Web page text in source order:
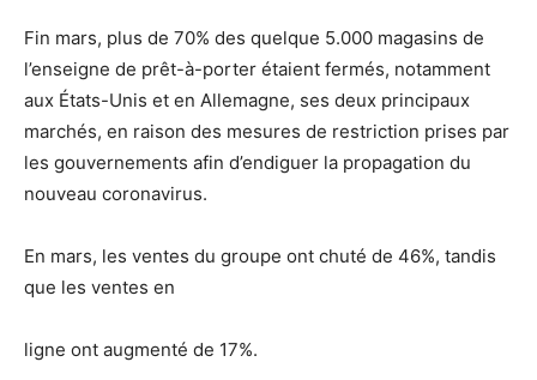
Fin mars, plus de 70% des quelque 5.000 magasins de
l’enseigne de prêt-à-porter étaient fermés, notamment
aux États-Unis et en Allemagne, ses deux principaux
marchés, en raison des mesures de restriction prises par
les gouvernements afin d’endiguer la propagation du
nouveau coronavirus.
En mars, les ventes du groupe ont chuté de 46%, tandis
que les ventes en
ligne ont augmenté de 17%.